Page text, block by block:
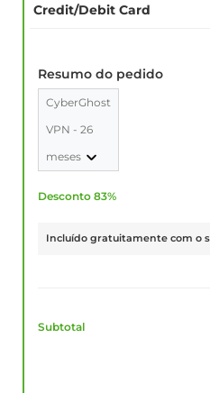
Credit/Debit Card
Resumo do pedido
CyberGhost
VPN - 26
meses
Desconto 83%
Incluído gratuitamente com o
Subtotal